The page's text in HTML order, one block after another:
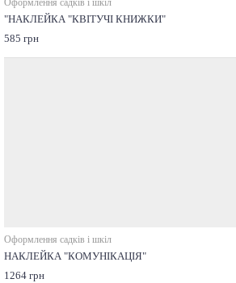
Оформлення садків і шкіл
"НАКЛЕЙКА "КВІТУЧІ КНИЖКИ"
585 грн
Оформлення садків і шкіл
НАКЛЕЙКА "КОМУНІКАЦІЯ"
1264 грн